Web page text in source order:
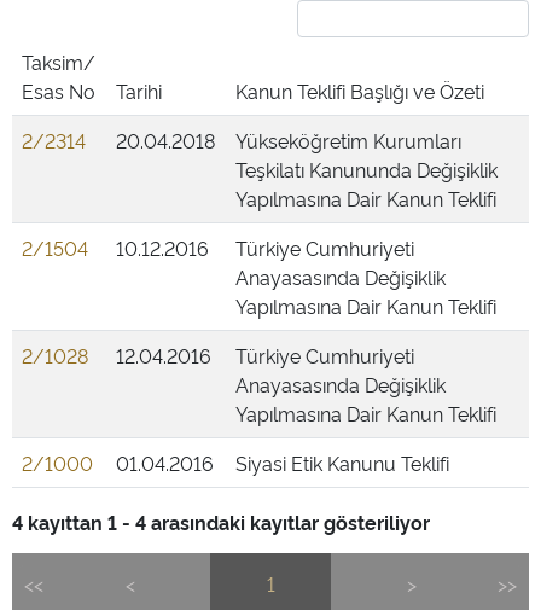
Taksim/
Esas No
Tarihi
Kanun Teklifi Başlığı ve Özeti
2/2314
20.04.2018
Yükseköğretim Kurumları
Teşkilatı Kanununda Değişiklik
Yapılmasına Dair Kanun Teklifi
2/1504
10.12.2016
Türkiye Cumhuriyeti
Anayasasında Değişiklik
Yapılmasına Dair Kanun Teklifi
2/1028
12.04.2016
Türkiye Cumhuriyeti
Anayasasında Değişiklik
Yapılmasına Dair Kanun Teklifi
2/1000
01.04.2016 Siyasi Etik Kanunu Teklifi
4 kayıttan 1 - 4 arasındaki kayıtlar gösteriliyor
<< < 1 > >>